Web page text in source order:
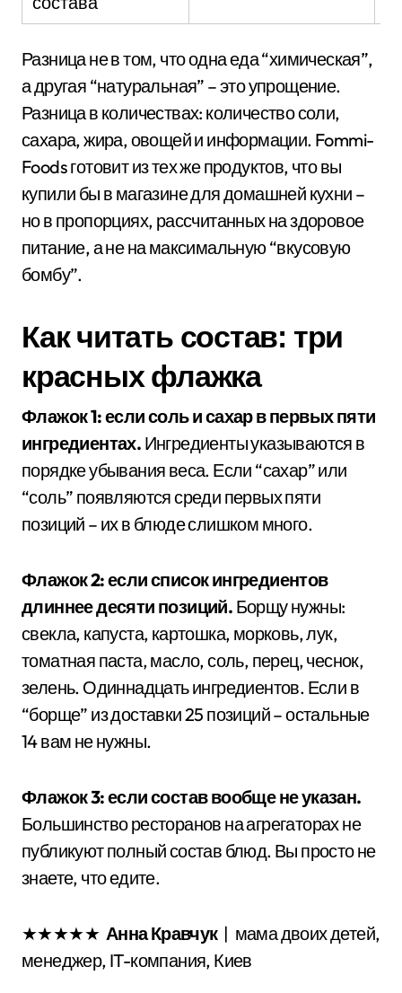
Разница не в том, что одна еда “химическая”,
а другая “натуральная” – это упрощение.
Разница в количествах: количество соли,
сахара, жира, овощей и информации. Fommi-
Foods готовит из тех же продуктов, что вы
купили бы в магазине для домашней кухни –
но в пропорциях, рассчитанных на здоровое
питание, а не на максимальную “вкусовую
бомбу”.
Как читать состав: три
красных флажка
Флажок 1: если соль и сахар в первых пяти
ингредиентах. Ингредиенты указываются в
порядке убывания веса. Если “сахар” или
“соль” появляются среди первых пяти
позиций – их в блюде слишком много.
Флажок 2: если список ингредиентов
длиннее десяти позиций. Борщу нужны:
свекла, капуста, картошка, морковь, лук,
томатная паста, масло, соль, перец, чеснок,
зелень. Одиннадцать ингредиентов. Если в
“борще” из доставки 25 позиций – остальные
14 вам не нужны.
Флажок 3: если состав вообще не указан.
Большинство ресторанов на агрегаторах не
публикуют полный состав блюд. Вы просто не
знаете, что едите.
★★★★★ Анна Кравчук| мама двоих детей,
менеджер, IT-компания, Киев